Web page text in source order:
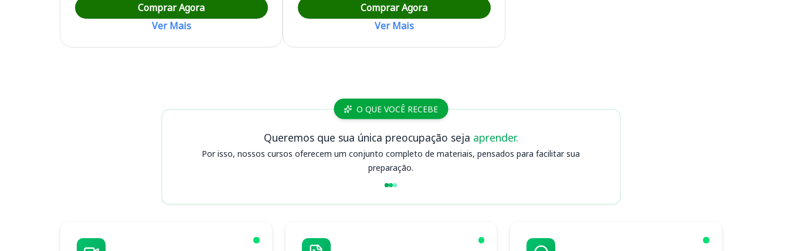
Comprar Agora
Ver Mais
Comprar Agora
Ver Mais
O QUE VOCÊ RECEBE
Queremos que sua única preocupação seja aprender.
Por isso, nossos cursos oferecem um conjunto completo de materiais, pensados para facilitar sua
preparação.